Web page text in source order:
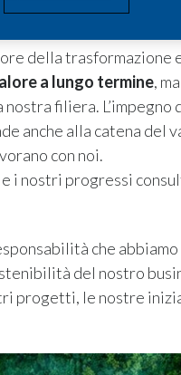
della trasformazione
a lungo termine,
nostra filiera.
anche alla catena
con noi.
i nostri progressi
che
del nostro
progetti, le nostre